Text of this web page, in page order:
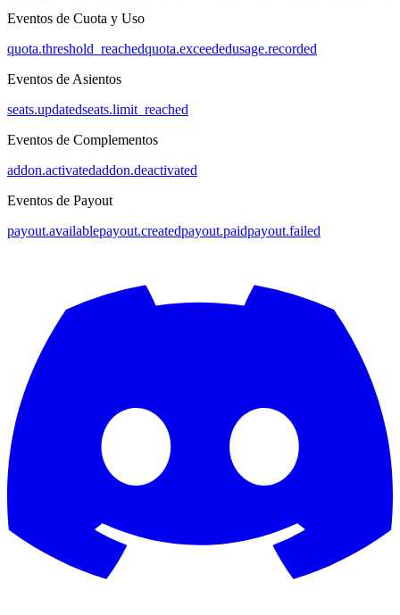
Eventos de Cuota y Uso
quota.threshold_reachedquota.exceededusage.recorded
Eventos de Asientos
seats.updatedseats.limit_reached
Eventos de Complementos
addon.activatedaddon.deactivated
Eventos de Payout
payout.availablepayout.createdpayout.paidpayout.failed